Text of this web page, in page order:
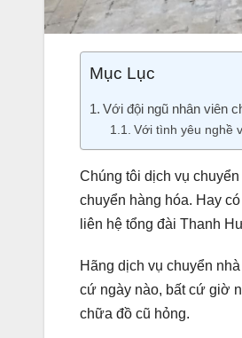
Mục Lục
Với đội ngũ nhân viên
Với tình yêu nghề
Chúng tôi dịch vụ
chuyển hàng hóa. Hay
liên hệ tổng đài Thanh
Hãng dịch vụ chuyển
cứ ngày nào, bất cứ giờ
chữa đồ cũ hỏng.